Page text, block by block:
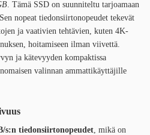
. Tämä SSD on suunniteltu tarjoamaan
nopeat tiedonsiirtonopeudet tekevät
ja vaativien tehtävien, kuten 4K-
hoitamiseen ilman viivettä.
ja kätevyyden kompaktissa
valinnan ammattikäyttäjille
s:n tiedonsiirtonopeudet , mikä on